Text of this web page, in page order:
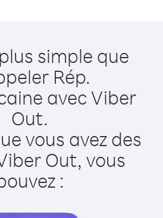
simple que
Rép.
avec Viber
Out.
vous avez des
Out, vous
: